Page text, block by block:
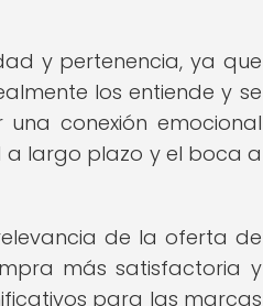
y pertenencia, ya que
los entiende y se
conexión emocional
a largo plazo y el boca a
de la oferta de
más satisfactoria y
para las marcas